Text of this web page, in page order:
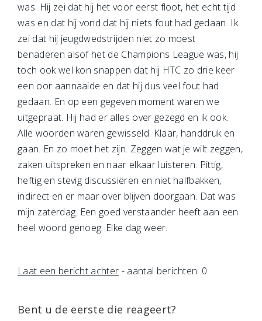
was. Hij zei dat hij het voor eerst floot, het echt tijd
was en dat hij vond dat hij niets fout had gedaan. Ik
zei dat hij jeugdwedstrijden niet zo moest
benaderen alsof het de Champions League was, hij
toch ook wel kon snappen dat hij HTC zo drie keer
een oor aannaaide en dat hij dus veel fout had
gedaan. En op een gegeven moment waren we
uitgepraat. Hij had er alles over gezegd en ik ook.
Alle woorden waren gewisseld. Klaar, handdruk en
gaan. En zo moet het zijn. Zeggen wat je wilt zeggen,
zaken uitspreken en naar elkaar luisteren. Pittig,
heftig en stevig discussiëren en niet halfbakken,
indirect en er maar over blijven doorgaan. Dat was
mijn zaterdag. Een goed verstaander heeft aan een
heel woord genoeg. Elke dag weer.
Laat een bericht achter - aantal berichten: 0
Bent u de eerste die reageert?